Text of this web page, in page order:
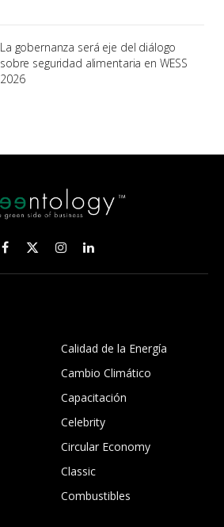
La gobernanza será eje del diálogo
sobre seguridad alimentaria en WESS
2026
Facebook
X
(Twitter)
InstagramLinkedIn
Calidad de la Energía
Cambio Climático
Capacitación
Celebrity
Circular Economy
Classic
Combustibles